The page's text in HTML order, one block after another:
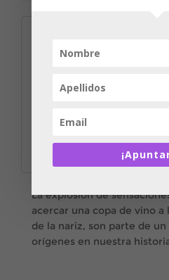
La explosión de
acercar una copa de vino a
de la nariz, son parte de
orígenes en nuestra